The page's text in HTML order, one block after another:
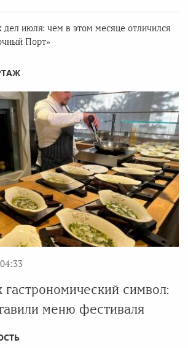
дел июля: чем в этом месяце отличился
Порт»
символ:
меню фестиваля